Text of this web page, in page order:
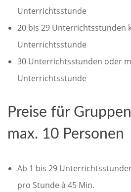
Unterrichtsstunde
20 bis 29 Unterrichtsstunden
Unterrichtsstunde
30 Unterrichtsstunden oder
Unterrichtsstunde
Preise für
max. 10 Personen
Ab 1 bis 29
pro Stunde à 45 Min.